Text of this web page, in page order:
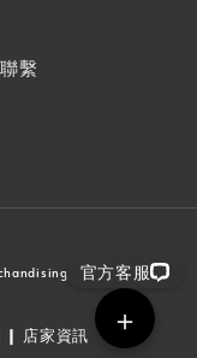
官方客服
＋
繫
Service Co.,
店家資訊